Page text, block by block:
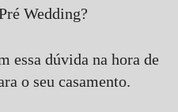
Wedding?
essa dúvida na hora de
o seu casamento.